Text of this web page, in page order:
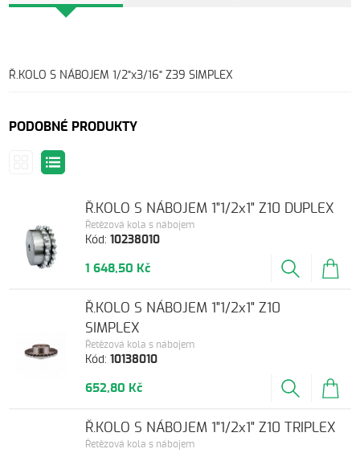
Ř.KOLO S NÁBOJEM 1/2"x3/16" Z39 SIMPLEX
PODOBNÉ PRODUKTY
Kód:10238010
Řetězová kola s nábojem
Ř.KOLO S NÁBOJEM 1"1/2x1" Z10 DUPLEX
1 648,50 Kč
Kód:10138010
Řetězová kola s nábojem
Ř.KOLO S NÁBOJEM 1"1/2x1" Z10
SIMPLEX
652,80 Kč
Řetězová kola s nábojem
Ř.KOLO S NÁBOJEM 1"1/2x1" Z10 TRIPLEX